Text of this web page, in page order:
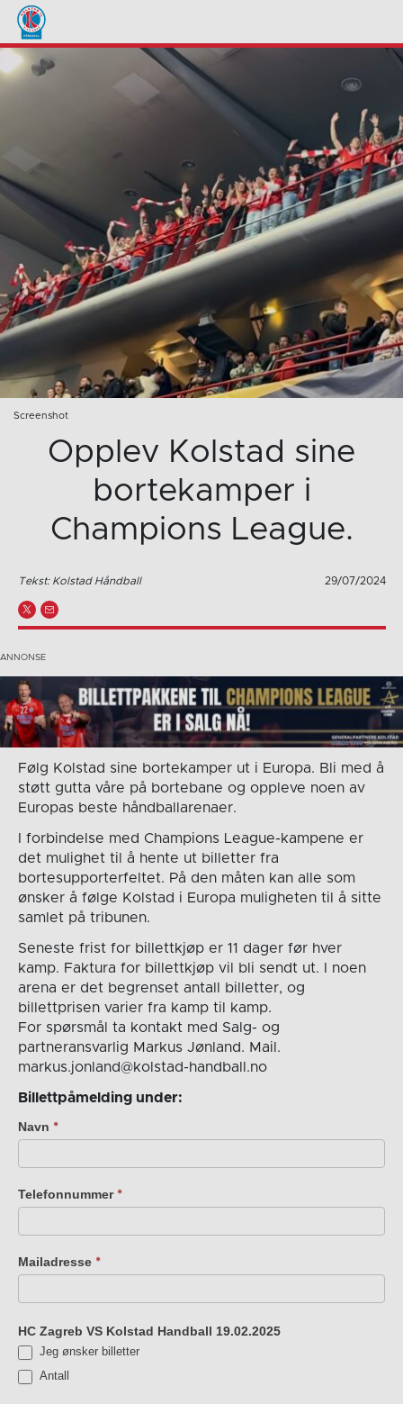
Screenshot
Opplev Kolstad sine
bortekamper i
Champions League.
Tekst: Kolstad Håndball 29/07/2024
Følg Kolstad sine bortekamper ut i Europa. Bli med å
støtt gutta våre på bortebane og oppleve noen av
Europas beste håndballarenaer.
I forbindelse med Champions League-kampene er
det mulighet til å hente ut billetter fra
bortesupporterfeltet. På den måten kan alle som
ønsker å følge Kolstad i Europa muligheten til å sitte
samlet på tribunen.
Seneste frist for billettkjøp er 11 dager før hver
kamp. Faktura for billettkjøp vil bli sendt ut. I noen
arena er det begrenset antall billetter, og
billettprisen varier fra kamp til kamp.
For spørsmål ta kontakt med Salg- og
partneransvarlig Markus Jønland. Mail.
markus.jonland@kolstad-handball.no
Billettpåmelding under:
Champions
24/25
bortekamper
Navn *
Telefonnummer *
Mailadresse *
HC Zagreb VS Kolstad Handball 19.02.2025
Jeg ønsker billetter
Antall